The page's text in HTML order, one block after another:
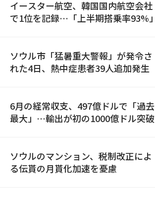
イースター航空、韓国国内航空会社
で1位を記録…「上半期搭乗率93%」
ソウル市「猛暑重大警報」が発令さ
れた4日、熱中症患者39人追加発生
6月の経常収支、497億ドルで「過去
最大」…輸出が初の1000億ドル突破
ソウルのマンション、税制改正によ
る伝貰の月貰化加速を憂慮